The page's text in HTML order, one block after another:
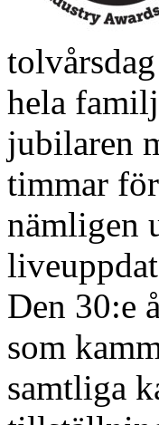
hela
jubilaren
timmar
nämligen
Den 30:e
som
samtliga